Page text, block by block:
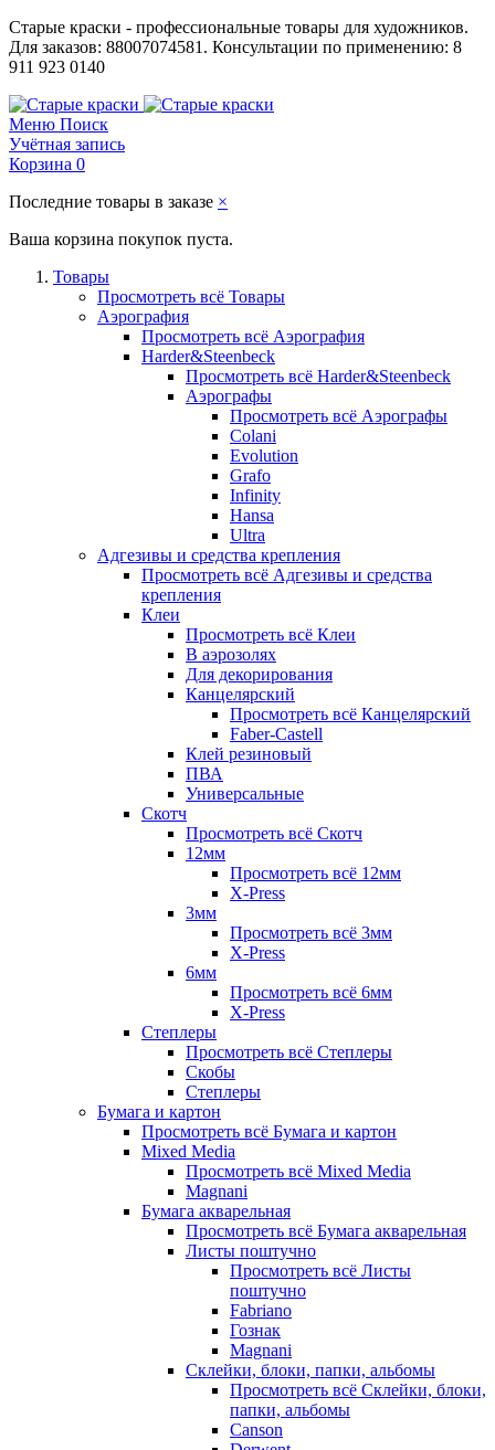
Старые краски - профессиональные товары для художников.
Для заказов: 88007074581. Консультации по применению: 8
911 923 0140
Меню Поиск
Учётная запись
Корзина 0
Последние товары в заказе ×
Ваша корзина покупок пуста.
Товары
Просмотреть всё Товары
Аэрография
Просмотреть всё Аэрография
Harder&Steenbeck
Просмотреть всё Harder&Steenbeck
Аэрографы
Просмотреть всё Аэрографы
Colani
Evolution
Grafo
Infinity
Hansa
Ultra
Адгезивы и средства крепления
Просмотреть всё Адгезивы и средства
крепления
Клеи
Просмотреть всё Клеи
В аэрозолях
Для декорирования
Канцелярский
Просмотреть всё Канцелярский
Faber-Castell
Клей резиновый
ПВА
Универсальные
Скотч
Просмотреть всё Скотч
12мм
Просмотреть всё 12мм
X-Press
3мм
Просмотреть всё 3мм
X-Press
6мм
Просмотреть всё 6мм
X-Press
Степлеры
Просмотреть всё Степлеры
Скобы
Степлеры
Бумага и картон
Просмотреть всё Бумага и картон
Mixed Media
Просмотреть всё Mixed Media
Magnani
Бумага акварельная
Просмотреть всё Бумага акварельная
Листы поштучно
Просмотреть всё Листы
поштучно
Fabriano
Гознак
Magnani
Склейки, блоки, папки, альбомы
Просмотреть всё Склейки, блоки,
папки, альбомы
Canson